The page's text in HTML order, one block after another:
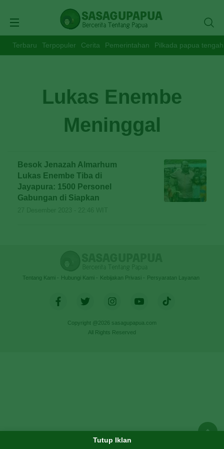
Terbaru Terpopuler Cerita Pemerintahan Pilkada papua tengah
Lukas Enembe
Meninggal
Besok Jenazah Almarhum
Lukas Enembe Tiba di
Jayapura: 1500 Personel
Gabungan di Siapkan
Tentang Kami Hubungi Kami Kebijakan Privasi Persyaratan Layanan
Copyright @2026 sasagupapua.com
All Rights Reserved
Tutup Iklan